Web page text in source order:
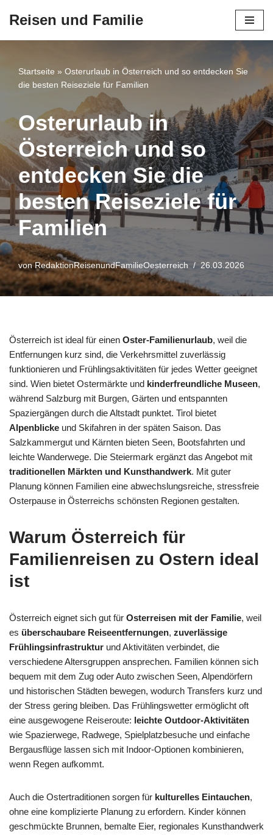
Reisen und Familie
Startseite » Osterurlaub in Österreich und so entdecken Sie
die besten Reiseziele für Familien
Osterurlaub in
Österreich und so
entdecken Sie die
besten Reiseziele für
Familien
vonRedaktionReisenundFamilieOesterreich 26.03.2026
Österreich ist ideal für einen Oster-Familienurlaub, weil die
Entfernungen kurz sind, die Verkehrsmittel zuverlässig
funktionieren und Frühlingsaktivitäten für jedes Wetter geeignet
sind. Wien bietet Ostermärkte und kinderfreundliche Museen,
während Salzburg mit Burgen, Gärten und entspannten
Spaziergängen durch die Altstadt punktet. Tirol bietet
Alpenblicke und Skifahren in der späten Saison. Das
Salzkammergut und Kärnten bieten Seen, Bootsfahrten und
leichte Wanderwege. Die Steiermark ergänzt das Angebot mit
traditionellen Märkten und Kunsthandwerk. Mit guter
Planung können Familien eine abwechslungsreiche, stressfreie
Osterpause in Österreichs schönsten Regionen gestalten.
Warum Österreich für
Familienreisen zu Ostern ideal
ist
Österreich eignet sich gut für Osterreisen mit der Familie, weil
es überschaubare Reiseentfernungen, zuverlässige
Frühlingsinfrastruktur und Aktivitäten verbindet, die
verschiedene Altersgruppen ansprechen. Familien können sich
bequem mit dem Zug oder Auto zwischen Seen, Alpendörfern
und historischen Städten bewegen, wodurch Transfers kurz und
der Stress gering bleiben. Das Frühlingswetter ermöglicht oft
eine ausgewogene Reiseroute: leichte Outdoor-Aktivitäten
wie Spazierwege, Radwege, Spielplatzbesuche und einfache
Bergausflüge lassen sich mit Indoor-Optionen kombinieren,
wenn Regen aufkommt.
Auch die Ostertraditionen sorgen für kulturelles Eintauchen,
ohne eine komplizierte Planung zu erfordern. Kinder können
geschmückte Brunnen, bemalte Eier, regionales Kunsthandwerk